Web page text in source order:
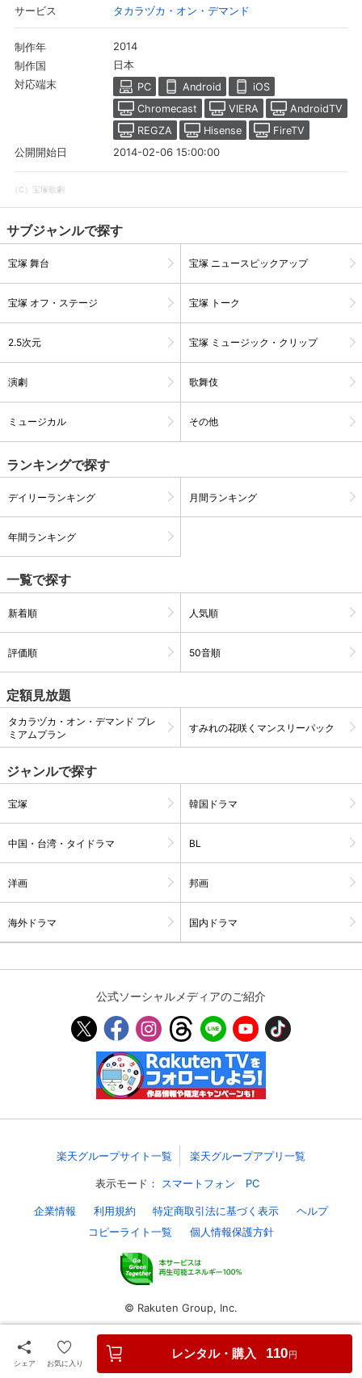
会員情報変更
ジットカード情報の変更が可能です。
決済方法変更 決済方法の変更が可能です。
購入明細
レンタル、購入、定額見放題の購入履歴の
お気に入りに登録した作品を確認できま
す。お気に入りに追加した作品の削除も可
能です。
サイト内の閲覧履歴を確認できます。履歴
の削除も可能です。
能です。5段階の年齢区分から選択できま
す。
スマホなどでRakuten TVを視聴する際のデ
バイス連携の設定ができます。
視聴年齢制限の変更時にパスコード入力が
す。
メルマガ
メルマガの配信停止、配信先のメールアド
レスの変更が可能です。
定額見放題解約
定額見放題コンテンツの解約はこちらから
可能です。
サービス タカラヅカ・オン・デマンド
制作年 2014
制作国 日本
対応端末 PC Android
iOS
Chromecast
VIERA
AndroidTV
REGZA
Hisense
FireTV
公開開始日
2014-02-06 15:00:00
（C）宝塚歌劇
シェア お気に入り
レンタル・購入 110 円
サブジャンルで探す
宝塚 舞台 宝塚 ニュースピックアップ
宝塚 オフ・ステージ 宝塚 トーク
2.5次元 宝塚 ミュージック・クリップ
演劇 歌舞伎
ミュージカル その他
ランキングで探す
デイリーランキング 月間ランキング
年間ランキング
一覧で探す
新着順 人気順
評価順 50音順
定額見放題
タカラヅカ・オン・デマンド プレ
ミアムプラン
すみれの花咲くマンスリーパック
ジャンルで探す
宝塚 韓国ドラマ
中国・台湾・タイドラマ BL
洋画 邦画
海外ドラマ 国内ドラマ
公式ソーシャルメディアのご紹介
楽天グループサイト一覧 楽天グループアプリ一覧
表示モード： スマートフォン PC
企業情報 利用規約 特定商取引法に基づく表示
ヘルプ
コピーライト一覧
個人情報保護方針
© Rakuten Group, Inc.